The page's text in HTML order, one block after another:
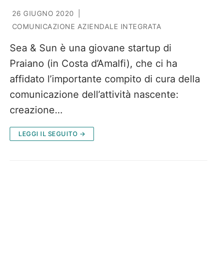
26 GIUGNO 2020
COMUNICAZIONE AZIENDALE INTEGRATA
Sea & Sun è una giovane startup di
Praiano (in Costa d’Amalfi), che ci ha
affidato l’importante compito di cura della
comunicazione dell’attività nascente:
creazione…
LEGGI IL SEGUITO →